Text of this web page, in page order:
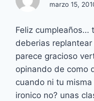
marzo 15,
Feliz cumpleaños…
deberias
parece gracioso
opinando de como
cuando ni tu
ironico no? unas